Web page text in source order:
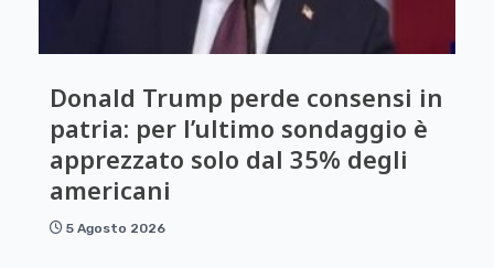
Donald Trump perde consensi in
patria: per l’ultimo sondaggio è
apprezzato solo dal 35% degli
americani
5 Agosto 2026